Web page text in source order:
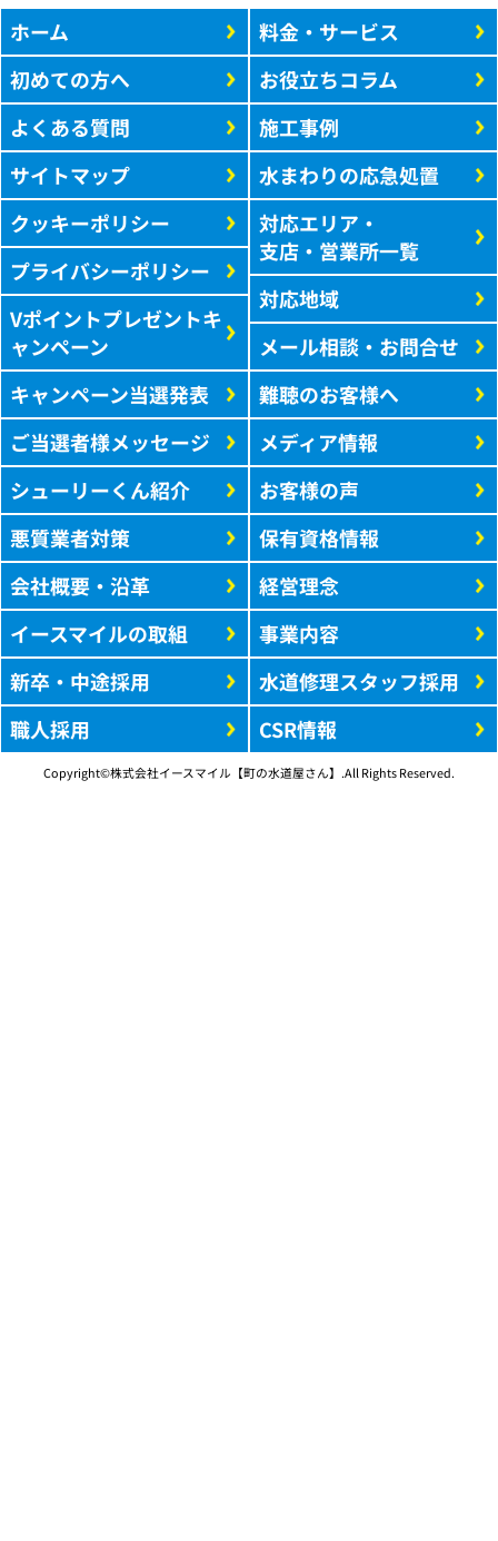
ホーム
初めての方へ
よくある質問
サイトマップ
クッキーポリシー
プライバシーポリシー
Vポイントプレゼントキ
ャンペーン
キャンペーン当選発表
ご当選者様メッセージ
シューリーくん紹介
悪質業者対策
会社概要・沿革
イースマイルの取組
新卒・中途採用
職人採用
料金・サービス
お役立ちコラム
施工事例
水まわりの応急処置
対応エリア・
支店・営業所一覧
対応地域
メール相談・お問合せ
難聴のお客様へ
メディア情報
お客様の声
保有資格情報
経営理念
事業内容
水道修理スタッフ採用
CSR情報
Copyright©株式会社イースマイル【町の水道屋さん】.All Rights Reserved.